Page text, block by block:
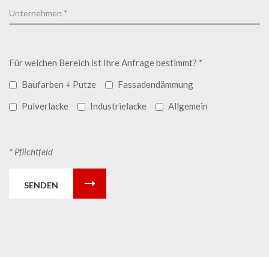
Für welchen Bereich ist Ihre Anfrage bestimmt? *
Baufarben + Putze
Fassadendämmung
Pulverlacke
Industrielacke Allgemein
* Pflichtfeld
SENDEN